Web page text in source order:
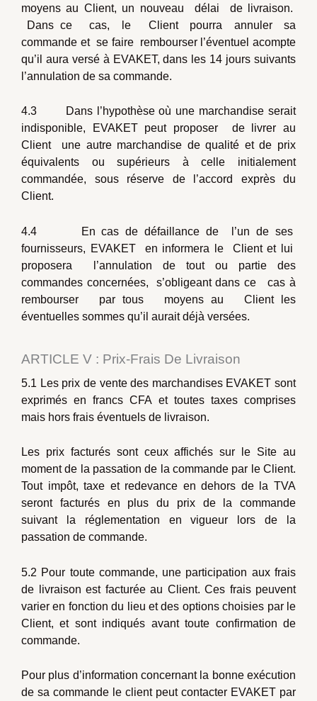
moyens au Client, un nouveau délai de livraison.
Dans ce cas, le Client pourra annuler sa
commande et se faire rembourser l’éventuel acompte
qu’il aura versé à EVAKET, dans les 14 jours suivants
l’annulation de sa commande.
4.3 Dans l’hypothèse où une marchandise serait
indisponible, EVAKET peut proposer de livrer au
Client une autre marchandise de qualité et de prix
équivalents ou supérieurs à celle initialement
commandée, sous réserve de l’accord exprès du
Client.
4.4 En cas de défaillance de l’un de ses
fournisseurs, EVAKET en informera le Client et lui
proposera l’annulation de tout ou partie des
commandes concernées, s’obligeant dans ce cas à
rembourser par tous moyens au Client les
éventuelles sommes qu’il aurait déjà versées.
ARTICLE V : Prix-Frais De Livraison
5.1 Les prix de vente des marchandises EVAKET sont
exprimés en francs CFA et toutes taxes comprises
mais hors frais éventuels de livraison.
Les prix facturés sont ceux affichés sur le Site au
moment de la passation de la commande par le Client.
Tout impôt, taxe et redevance en dehors de la TVA
seront facturés en plus du prix de la commande
suivant la réglementation en vigueur lors de la
passation de commande.
5.2 Pour toute commande, une participation aux frais
de livraison est facturée au Client. Ces frais peuvent
varier en fonction du lieu et des options choisies par le
Client, et sont indiqués avant toute confirmation de
commande.
Pour plus d’information concernant la bonne exécution
de sa commande le client peut contacter EVAKET par